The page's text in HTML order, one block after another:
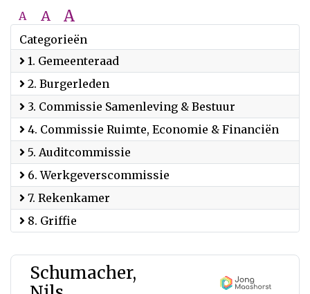
A A A
Categorieën
1. Gemeenteraad
2. Burgerleden
3. Commissie Samenleving & Bestuur
4. Commissie Ruimte, Economie & Financiën
5. Auditcommissie
6. Werkgeverscommissie
7. Rekenkamer
8. Griffie
Schumacher,